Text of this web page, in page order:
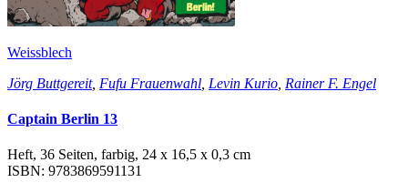
Weissblech
Jörg Buttgereit, Fufu Frauenwahl Levin Kurio Rainer F. Engel
Captain Berlin 13
Heft, 36 Seiten, farbig, 24 x 16,5 x 0,3 cm
ISBN: 9783869591131